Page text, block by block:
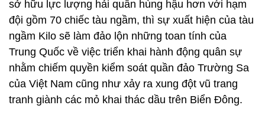
sở hữu lực lượng hải quân hùng hậu hơn với hạm
đội gồm 70 chiếc tàu ngầm, thì sự xuất hiện của tàu
ngầm Kilo sẽ làm đảo lộn những toan tính của
Trung Quốc về việc triển khai hành động quân sự
nhằm chiếm quyền kiểm soát quần đảo Trường Sa
của Việt Nam cũng như xảy ra xung đột vũ trang
tranh giành các mỏ khai thác dầu trên Biển Đông.